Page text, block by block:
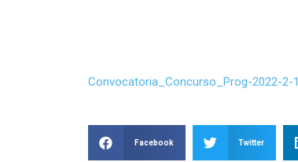
Convocatoria_Concurso_Prog-2022-2-1
Facebook Twitter